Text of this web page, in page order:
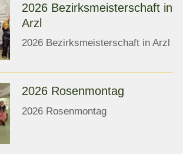
2026 Bezirksmeisterschaft in
Arzl
2026 Bezirksmeisterschaft in Arzl
2026 Rosenmontag
2026 Rosenmontag